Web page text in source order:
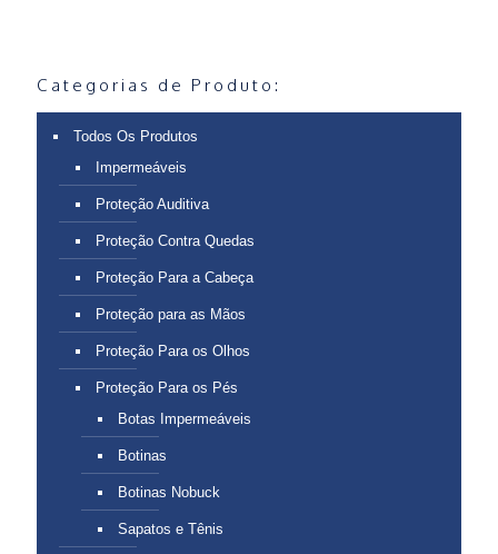
Categorias de Produto:
Todos Os Produtos
Impermeáveis
Proteção Auditiva
Proteção Contra Quedas
Proteção Para a Cabeça
Proteção para as Mãos
Proteção Para os Olhos
Proteção Para os Pés
Botas Impermeáveis
Botinas
Botinas Nobuck
Sapatos e Tênis